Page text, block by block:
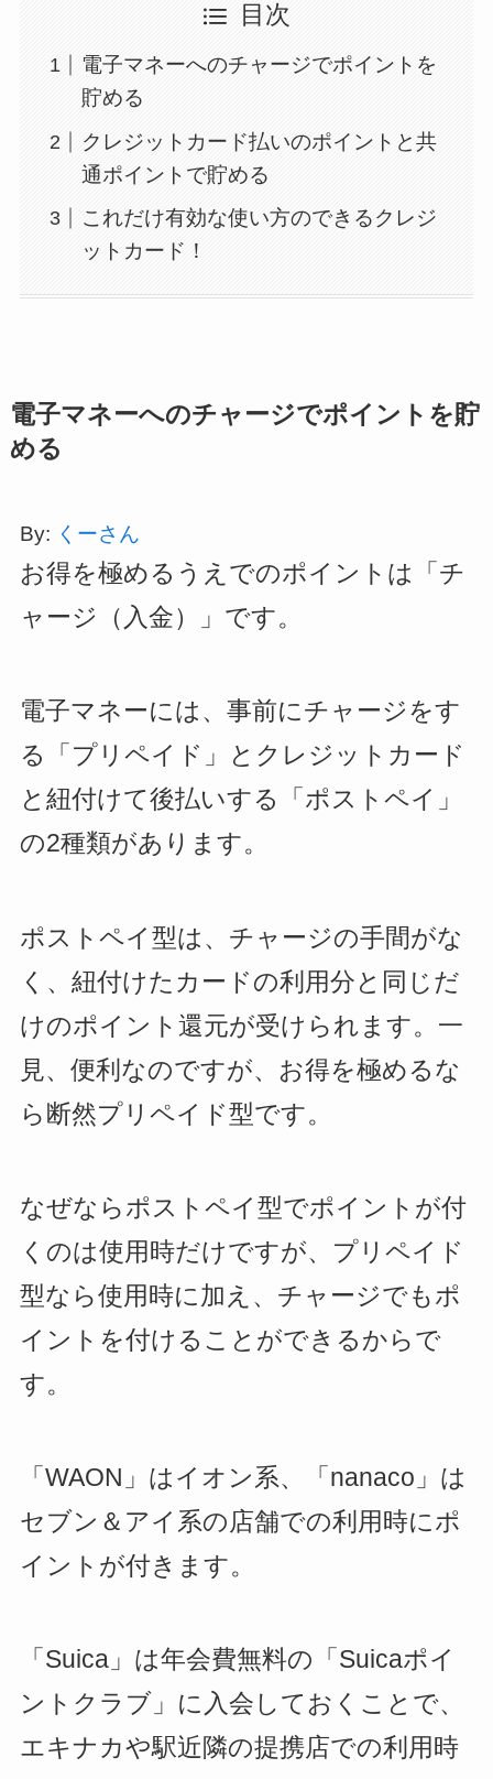
目次
電子マネーへのチャージでポイントを
貯める
クレジットカード払いのポイントと共
通ポイントで貯める
これだけ有効な使い方のできるクレジ
ットカード！
電子マネーへのチャージでポイントを貯
める
By: くーさん
お得を極めるうえでのポイントは「チ
ャージ（入金）」です。
電子マネーには、事前にチャージをす
る「プリペイド」とクレジットカード
と紐付けて後払いする「ポストペイ」
の2種類があります。
ポストペイ型は、チャージの手間がな
く、紐付けたカードの利用分と同じだ
けのポイント還元が受けられます。一
見、便利なのですが、お得を極めるな
ら断然プリペイド型です。
なぜならポストペイ型でポイントが付
くのは使用時だけですが、プリペイド
型なら使用時に加え、チャージでもポ
イントを付けることができるからで
す。
「WAON」はイオン系、「nanaco」は
セブン＆アイ系の店舗での利用時にポ
イントが付きます。
「Suica」は年会費無料の「Suicaポイ
ントクラブ」に入会しておくことで、
エキナカや駅近隣の提携店での利用時